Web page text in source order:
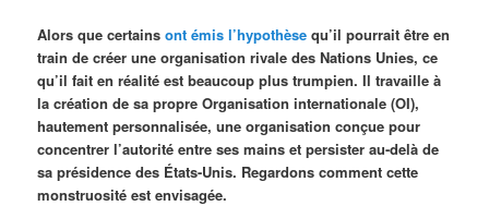
Alors que certainsont émis l’hypothèse qu’il pourrait être en
train de créer une organisation rivale des Nations Unies, ce
qu’il fait en réalité est beaucoup plus trumpien. Il travaille à
la création de sa propre Organisation internationale (OI),
hautement personnalisée, une organisation conçue pour
concentrer l’autorité entre ses mains et persister au-delà de
sa présidence des États-Unis. Regardons comment cette
monstruosité est envisagée.